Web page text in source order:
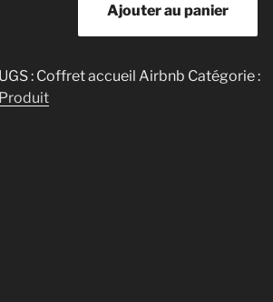
saisonnière.
Lot
Ajouter au panier
UGS : Coffret accueil Airbnb Catégorie :
Produit